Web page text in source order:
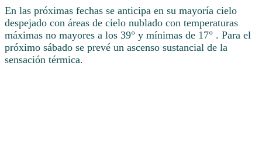
En las próximas fechas se anticipa en su mayoría cielo
despejado con áreas de cielo nublado con temperaturas
máximas no mayores a los 39° y mínimas de 17° . Para el
próximo sábado se prevé un ascenso sustancial de la
sensación térmica.